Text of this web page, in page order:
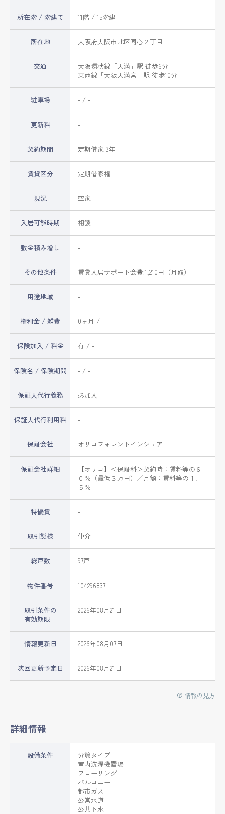
所在階 / 階建て 11階 / 15階建
所在地 大阪府大阪市北区同心 ２丁目
交通 大阪環状線 「天満 」駅 徒歩6分
東西線 「大阪天満宮 」駅 徒歩10分
駐車場 - / -
更新料 -
契約期間 定期借家 3年
賃貸区分 定期借家権
現況 空家
入居可能時期 相談
敷金積み増し -
その他条件 賃貸入居サポート会費:1,210円（月額）
用途地域 -
権利金 / 雑費 0ヶ月 / -
保険加入 / 料金 有 / -
保険名 / 保険期間 - / -
保証人代行義務 必加入
保証人代行利用料 -
保証会社 オリコフォレントインシュア
保証会社詳細
【オリコ】＜保証料＞契約時：賃料等の６
０％（最低３万円）／月額：賃料等の１．
５％
特優賃 -
取引態様 仲介
総戸数 97戸
物件番号 104296837
取引条件の
有効期限
2026年08月21日
情報更新日 2026年08月07日
次回更新予定日 2026年08月21日
情報の見方
詳細情報
設備条件
分譲タイプ
室内洗濯機置場
フローリング
バルコニー
都市ガス
公営水道
公共下水